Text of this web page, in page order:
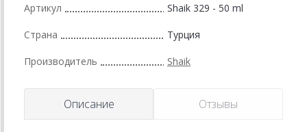
Артикул Shaik 329 - 50 ml
Страна Турция
Производитель Shaik
Описание Отзывы